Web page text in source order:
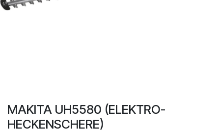
MAKITA UH5580 (ELEKTRO-
HECKENSCHERE)